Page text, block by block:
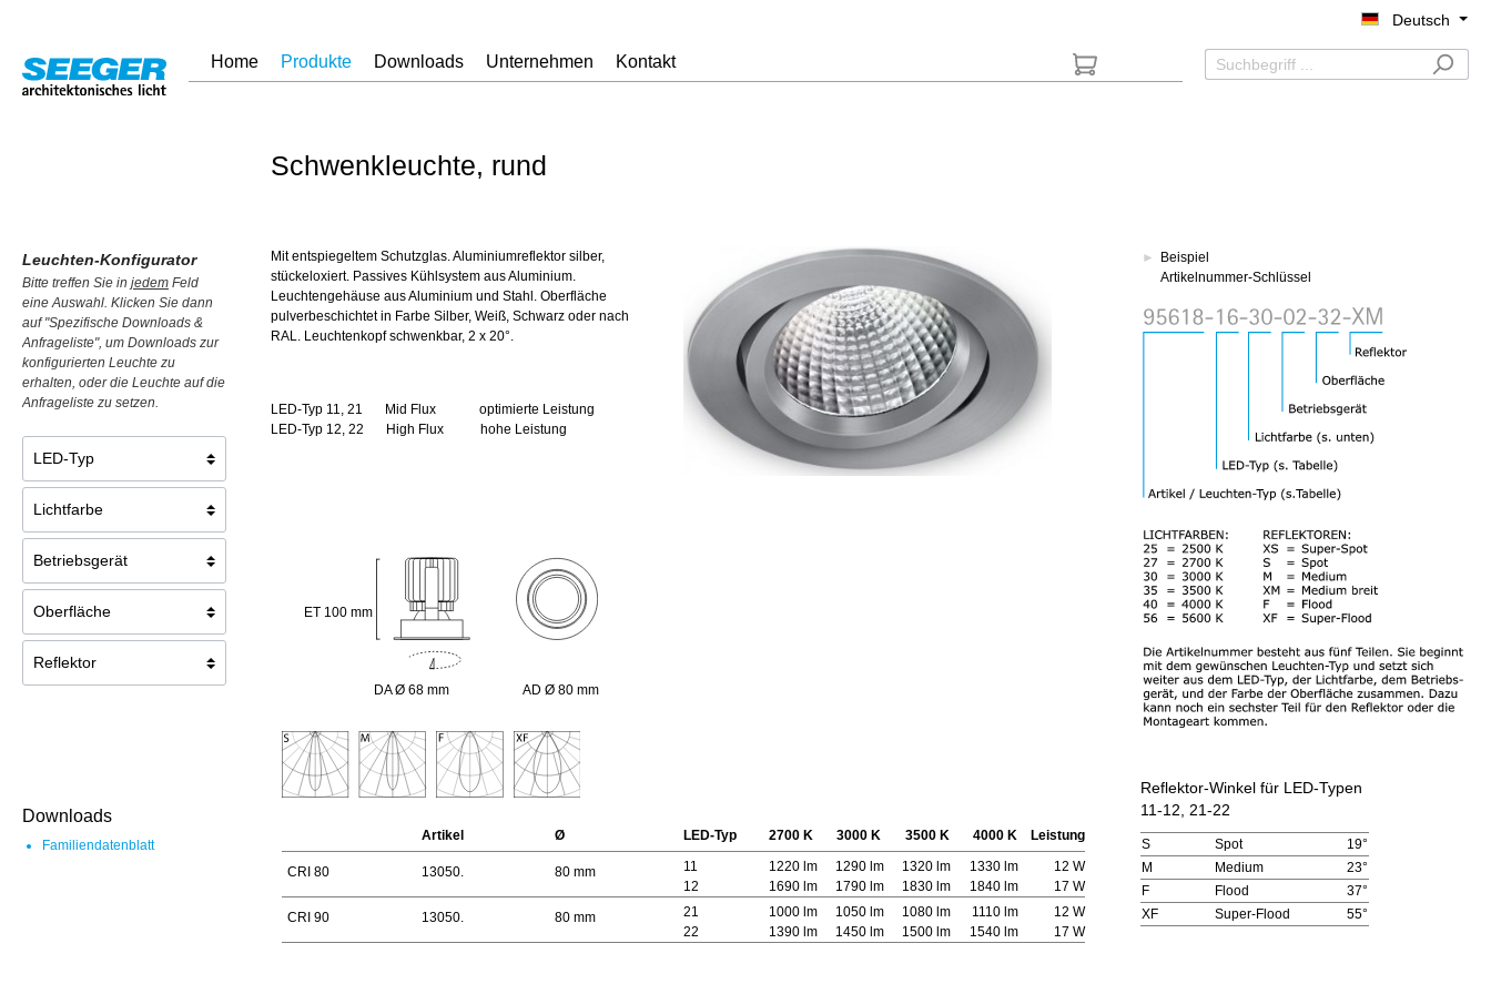
Deutsch
Home Produkte Downloads Unternehmen Kontakt
Schwenkleuchte, rund
Leuchten-Konfigurator
Bitte treffen Sie in jedem Feld
eine Auswahl. Klicken Sie dann
auf "Spezifische Downloads &
Anfrageliste", um Downloads zur
konfigurierten Leuchte zu
erhalten, oder die Leuchte auf die
Anfrageliste zu setzen.
Downloads
Familiendatenblatt
Mit entspiegeltem Schutzglas. Aluminiumreflektor silber,
stückeloxiert. Passives Kühlsystem aus Aluminium.
Leuchtengehäuse aus Aluminium und Stahl. Oberfläche
pulverbeschichtet in Farbe Silber, Weiß, Schwarz oder nach
RAL. Leuchtenkopf schwenkbar, 2 x 20°.
LED-Typ 11, 21 Mid Flux
optimierte Leistung
LED-Typ 12, 22
High Flux hohe Leistung
ET 100 mm
DA Ø 68 mm AD Ø 80 mm
Artikel Ø LED-Typ 2700 K 3000 K 3500 K 4000 K Leistung
CRI 80 13050. 80 mm 11 1220 lm 1290 lm 1320 lm 1330 lm
12 W
12
1690 lm 1790 lm 1830 lm 1840 lm
17 W
CRI 90
13050. 80 mm 21 1000 lm 1050 lm 1080 lm 1110 lm
12 W
22
1390 lm 1450 lm 1500 lm 1540 lm 17 W
►
Beispiel
Artikelnummer-Schlüssel
Reflektor-Winkel für LED-Typen
11-12, 21-22
S Spot
19°
M
Medium
23°
F
Flood
37°
XF
Super-Flood 55°